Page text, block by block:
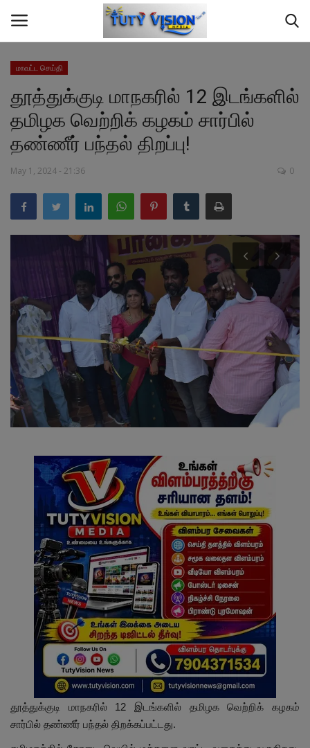
Home
மாவட்ட செய்தி
தமிழ்நாடு
இந்தியா
உலகம்
சமையல்
வேலைவாய்ப்பு
சட்டமன்ற தேர்தல் 2026
தொழில்நுட்பம்
சிறப்பு செய்திகள்
மாவட்ட செய்தி
தூத்துக்குடி மாநகரில் 12 இடங்களில்
தமிழக வெற்றிக் கழகம் சார்பில்
தண்ணீர் பந்தல் திறப்பு!
May 1, 2024 - 21:36 0
தூத்துக்குடி மாநகரில் 12 இடங்களில் தமிழக வெற்றிக் கழகம்
சார்பில் தண்ணீர் பந்தல் திறக்கப்பட்டது.